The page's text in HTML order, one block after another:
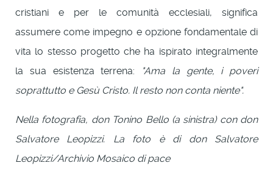
cristiani e per le comunità ecclesiali, significa
assumere come impegno e opzione fondamentale di
vita lo stesso progetto che ha ispirato integralmente
la sua esistenza terrena:
"Ama la gente, i poveri
soprattutto e Gesù Cristo. Il resto non conta niente".
Nella fotografia, don Tonino Bello (a sinistra) con don
Salvatore Leopizzi. La foto è di don Salvatore
Leopizzi/Archivio Mosaico di pace